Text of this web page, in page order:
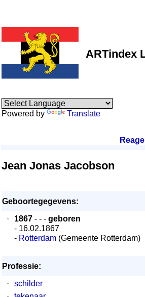
ARTindex
Powered by Translate
Jean Jonas Jacobson
Geboortegegevens:
·
1867 - - - geboren
- 16.02.1867
- Rotterdam (Gemeente Rotterdam)
Professie:
·
schilder